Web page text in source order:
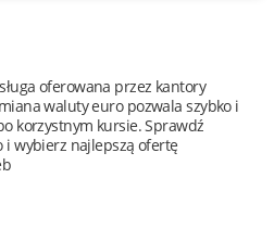
oferowana przez kantory
waluty euro pozwala szybko i
korzystnym kursie. Sprawdź
wybierz najlepszą ofertę